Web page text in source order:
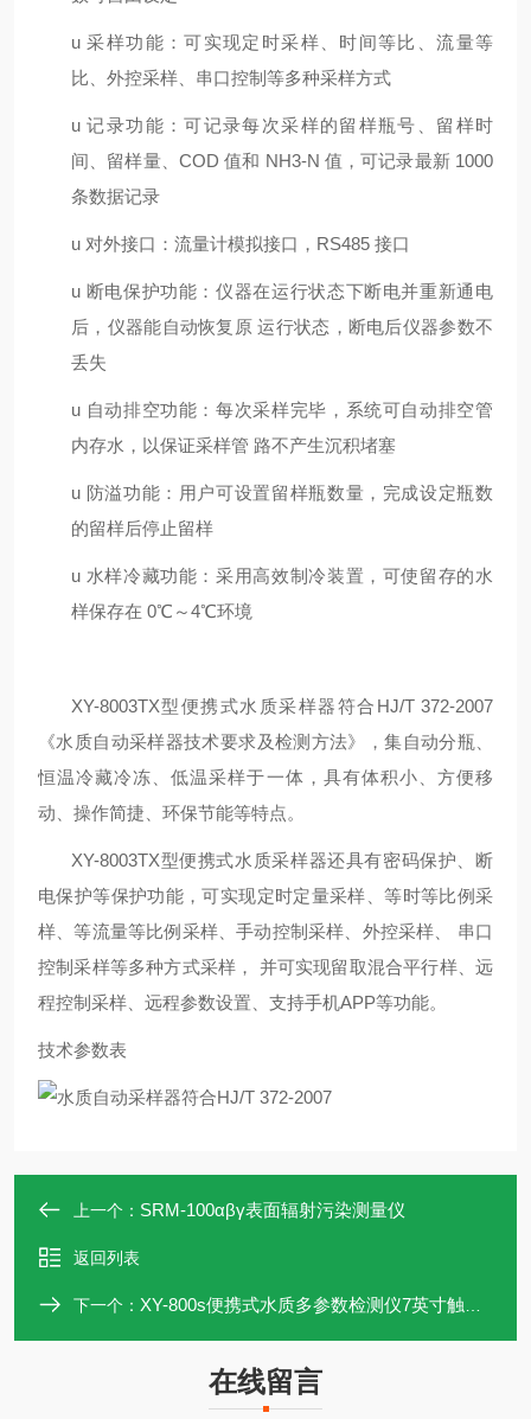
u 采样功能：可实现定时采样、时间等比、流量等
比、外控采样、串口控制等多种采样方式
u 记录功能：可记录每次采样的留样瓶号、留样时
间、留样量、COD 值和 NH3-N 值，可记录最新 1000
条数据记录
u 对外接口：流量计模拟接口，RS485 接口
u 断电保护功能：仪器在运行状态下断电并重新通电
后，仪器能自动恢复原 运行状态，断电后仪器参数不
丢失
u 自动排空功能：每次采样完毕，系统可自动排空管
内存水，以保证采样管 路不产生沉积堵塞
u 防溢功能：用户可设置留样瓶数量，完成设定瓶数
的留样后停止留样
u 水样冷藏功能：采用高效制冷装置，可使留存的水
样保存在 0℃～4℃环境
XY-8003TX型便携式水质采样器符合HJ/T 372-2007
《水质自动采样器技术要求及检测方法》，集自动分瓶、
恒温冷藏冷冻、低温采样于一体，具有体积小、方便移
动、操作简捷、环保节能等特点。
XY-8003TX型便携式水质采样器还具有密码保护、断
电保护等保护功能，可实现定时定量采样、等时等比例采
样、等流量等比例采样、手动控制采样、外控采样、 串口
控制采样等多种方式采样， 并可实现留取混合平行样、远
程控制采样、远程参数设置、支持手机APP等功能。
技术参数表
上一个： SRM-100αβγ表面辐射污染测量仪
返回列表
下一个： XY-800s便携式水质多参数检测仪7英寸触摸彩屏
在线留言